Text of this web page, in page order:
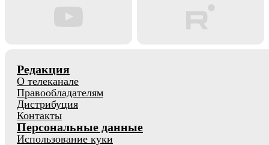
Редакция
О телеканале
Правообладателям
Дистрибуция
Контакты
Персональные данные
Использование куки